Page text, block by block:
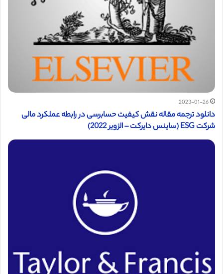
2023-01-26
دانلود ترجمه مقاله نقش کیفیت حسابرسی در رابطه عملکرد مالی
شرکت ESG (ساینس دایرکت – الزویر 2022)